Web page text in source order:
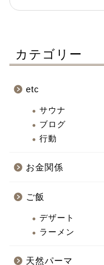
カテゴリー
etc
サウナ
ブログ
行動
お金関係
ご飯
デザート
ラーメン
天然パーマ